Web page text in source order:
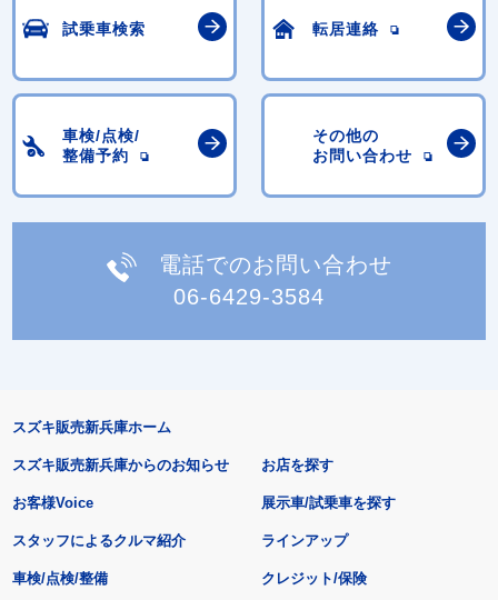
試乗車検索 転居連絡
車検/点検/
整備予約
その他の
お問い合わせ
電話でのお問い合わせ
06-6429-3584
スズキ販売新兵庫ホーム
スズキ販売新兵庫からのお知らせ
お客様Voice
スタッフによるクルマ紹介
お店を探す
展示車/試乗車を探す
ラインアップ
車検/点検/整備 クレジット/保険